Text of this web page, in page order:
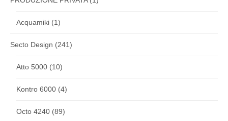
Acquamiki (1)
Secto Design (241)
Atto 5000 (10)
Kontro 6000 (4)
Octo 4240 (89)